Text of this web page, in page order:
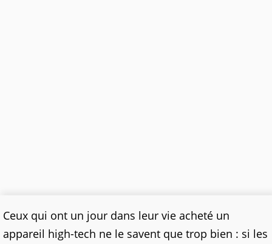
Ceux qui ont un jour dans leur vie acheté un
appareil high-tech ne le savent que trop bien : si les